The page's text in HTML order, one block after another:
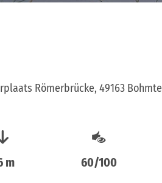
Römerbrücke, 49163 Bohmte
m 60/100